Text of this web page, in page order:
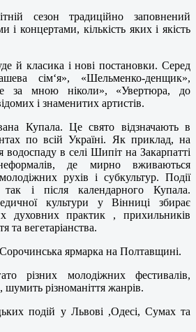
сезон традиційно заповнений
і концертами, кількість яких і якість
й класика і нові постановки. Серед
сім‘я», «Шельменко-денщик»,
за мною ніколи», «Увертюра, до
і знаменитих артистів.
Купала. Це свято відзначають в
по всій Україні. Як приклад, на
водоспаду в селі Шипіт на Закарпатті
де мирно вживаються
рухів і субкультур. Події
і після календарного Купала.
культури у Вінниці збирає
духовних практик , прихильників
та вегетаріанства.
ярмарка на Полтавщині.
різних молодіжних фестивалів,
шумить різноманіття жанрів.
подій у Львові ,Одесі, Сумах та